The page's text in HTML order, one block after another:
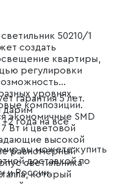
50210/1
создать
квартиры,
регулировки
уровнях,
композиции.
экономичные SMD
Вт и цветовой
высокой
равномерный
светильника
который
механизм от
гарантия 5 лет.
дарим
года на все
вы можете купить
доставкой по
и России.